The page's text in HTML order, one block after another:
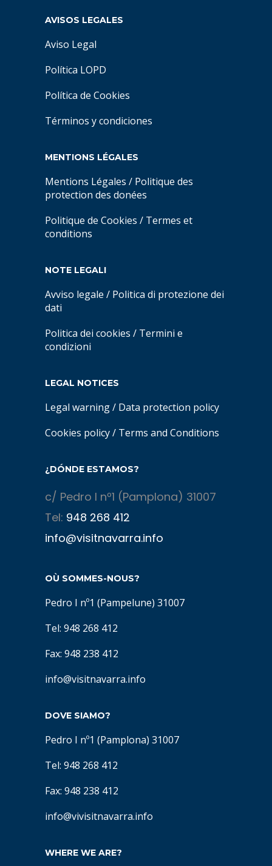
AVISOS LEGALES
Aviso Legal
Política LOPD
Política de Cookies
Términos y condiciones
MENTIONS LÉGALES
Mentions Légales / Politique des
protection des donées
Politique de Cookies / Termes et
conditions
NOTE LEGALI
Avviso legale / Politica di protezione dei
dati
Politica dei cookies / Termini e
condizioni
LEGAL NOTICES
Legal warning/ Data protection policy
Cookies policy/ Terms and Conditions
¿DÓNDE ESTAMOS?
c/ Pedro I nº1 (Pamplona) 31007
Tel: 948 268 412
info@visitnavarra.info
OÙ SOMMES-NOUS?
Pedro I nº1 (Pampelune) 31007
Tel: 948 268 412
Fax: 948 238 412
info@visitnavarra.info
DOVE SIAMO?
Pedro I nº1 (Pamplona) 31007
Tel: 948 268 412
Fax: 948 238 412
info@vivisitnavarra.info
WHERE WE ARE?